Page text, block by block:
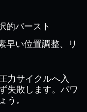
的バースト
早い位置調整、リ
力サイクルへ入
失敗します。パワ
。